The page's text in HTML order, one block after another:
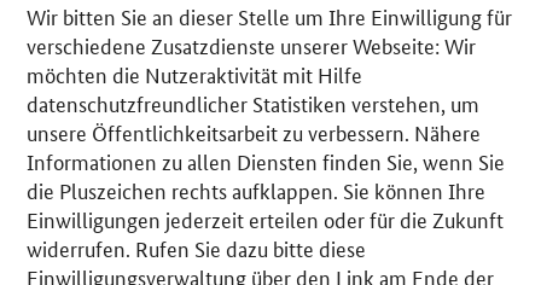
Wir bitten Sie an dieser Stelle um Ihre Einwilligung für
verschiedene Zusatzdienste unserer Webseite: Wir
möchten die Nutzeraktivität mit Hilfe
datenschutzfreundlicher Statistiken verstehen, um
unsere Öffentlichkeitsarbeit zu verbessern. Nähere
Informationen zu allen Diensten finden Sie, wenn Sie
die Pluszeichen rechts aufklappen. Sie können Ihre
Einwilligungen jederzeit erteilen oder für die Zukunft
widerrufen. Rufen Sie dazu bitte diese
Einwilligungsverwaltung über den Link am Ende der